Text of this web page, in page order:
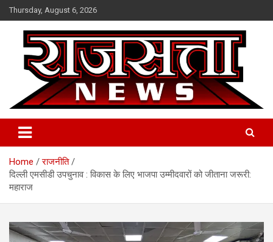
Skip
to
content
Thursday, August 6, 2026
Raj Satta News
Home
राजनीति
दिल्ली एमसीडी उपचुनाव : विकास के लिए भाजपा उम्मीदवारों को जीताना जरूरी:
महाराज